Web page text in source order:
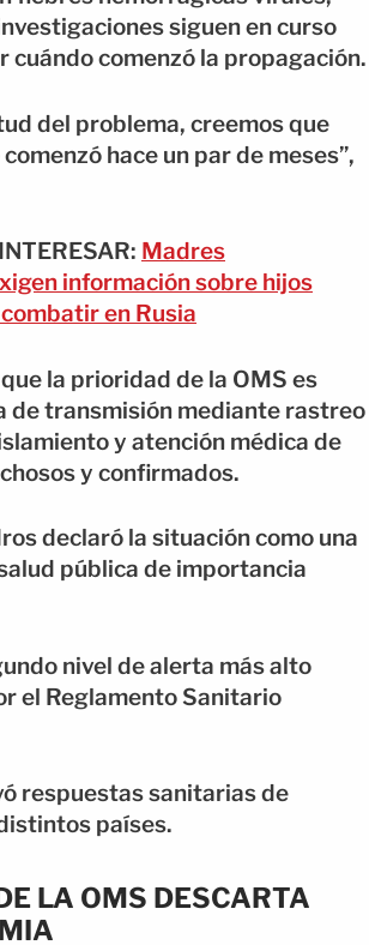
siguen en curso
cuándo comenzó la propagación.
del problema, creemos que
hace un par de meses”,
Madres
información sobre hijos
en Rusia
la prioridad de la OMS es
de transmisión mediante rastreo
y atención médica de
y confirmados.
declaró la situación como una
pública de importancia
nivel de alerta más alto
el Reglamento Sanitario
respuestas sanitarias de
países.
LA OMS DESCARTA